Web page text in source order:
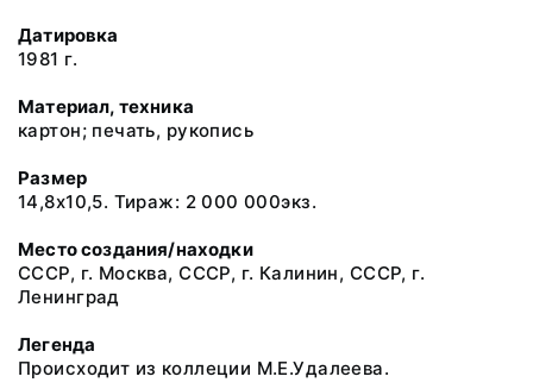
Датировка
1981 г.
Материал, техника
картон; печать, рукопись
Размер
14,8х10,5. Тираж: 2 000 000экз.
Место создания/находки
СССР, г. Москва, СССР, г. Калинин, СССР, г.
Ленинград
Легенда
Происходит из коллеции М.Е.Удалеева.